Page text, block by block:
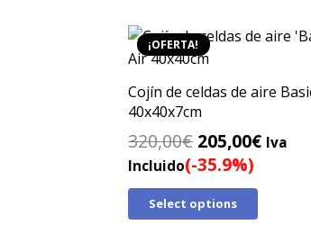
¡OFERTA!
Cojín de celdas de aire
40x40x7cm
320,00€ El
precio
original
era:
205,00€ElIva
Incluido(-35.9%)
Select options